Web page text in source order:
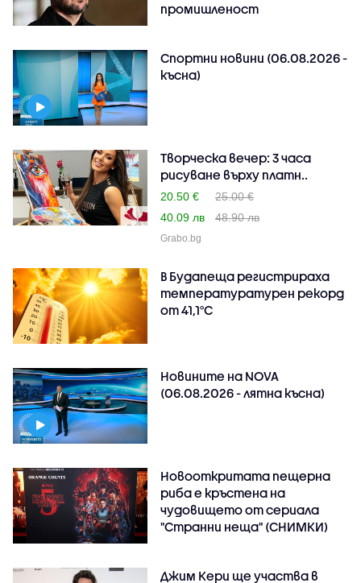
промишленост
Спортни новини (06.08.2026 -
късна)
Творческа вечер: 3 часа
рисуване върху платн..
20.50 €
25.00 €
40.09 лв
48.90 лв
Grabo.bg
В Будапеща регистрираха
температуратурен рекорд
от 41,1°C
Новините на NOVA
(06.08.2026 - лятна късна)
Новооткритата пещерна
риба е кръстена на
чудовището от сериала
"Странни неща" (СНИМКИ)
Джим Кери ще участва в